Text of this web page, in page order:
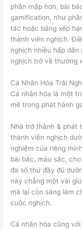
phần mập hơn, bài
gamification, như
tác hoặc bảng xếp
thành viên nghịch.
nghịch nhiều hấp
nghịch trở về thường
Cá Nhân Hóa Trải
Cá nhân hóa là một
mẽ trong phát hành
Nhà trở thành & phát
thành viên nghịch
nghiệm của riêng
bài bác, màu sắc,
đa số thứ đầy đủ
này chẳng một vài
mà lại còn sáng làm
cuộc nghịch.
Cá nhân hóa cũng